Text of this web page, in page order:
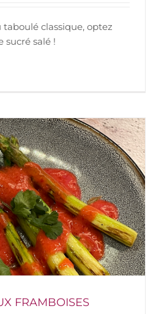
classique, optez
sucré salé !
FRAMBOISES